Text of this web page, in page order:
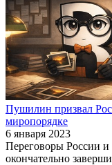
Пушилин призвал
миропорядке
6 января 2023
Переговоры России и
окончательно